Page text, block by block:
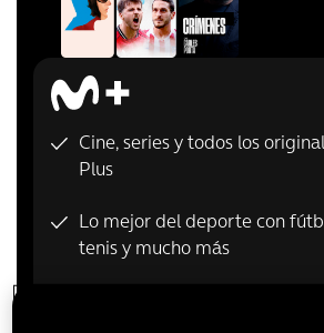
Cine, series y todos los
Plus
Lo mejor del deporte con
tenis y mucho más